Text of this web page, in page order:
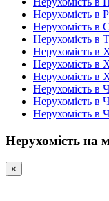
Нерухомість в
Нерухомість в
Нерухомість в
Нерухомість в
Нерухомість в
Нерухомість в
Нерухомість в
Нерухомість в
Нерухомість в
Нерухомість на
×